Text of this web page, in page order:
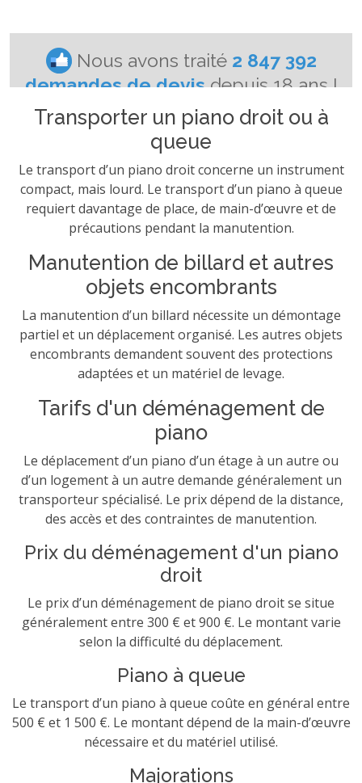
Transporter un piano droit ou à
queue
Le transport d’un piano droit concerne un instrument
compact, mais lourd. Le transport d’un piano à queue
requiert davantage de place, de main-d’œuvre et de
précautions pendant la manutention.
Manutention de billard et autres
objets encombrants
La manutention d’un billard nécessite un démontage
partiel et un déplacement organisé. Les autres objets
encombrants demandent souvent des protections
adaptées et un matériel de levage.
Tarifs d'un déménagement de
piano
Le déplacement d’un piano d’un étage à un autre ou
d’un logement à un autre demande généralement un
transporteur spécialisé. Le prix dépend de la distance,
des accès et des contraintes de manutention.
Prix du déménagement d'un piano
droit
Le prix d’un déménagement de piano droit se situe
généralement entre 300 € et 900 €. Le montant varie
selon la difficulté du déplacement.
Piano à queue
Le transport d’un piano à queue coûte en général entre
500 € et 1 500 €. Le montant dépend de la main-d’œuvre
nécessaire et du matériel utilisé.
Majorations